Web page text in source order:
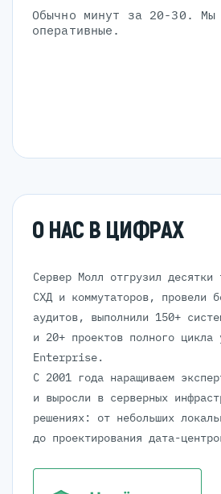
Обычно минут за 20-30. Мы
оперативные.
О НАС В ЦИФРАХ
Сервер Молл отгрузил десятки
СХД и коммутаторов, провели
аудитов, выполнили 150+
и 20+ проектов полного цикла
Enterprise.
С 2001 года наращиваем
и выросли в серверных
решениях: от небольших
до проектирования дата-